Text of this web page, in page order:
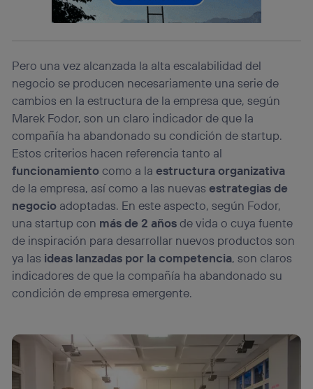
Pero una vez alcanzada la alta escalabilidad del
negocio se producen necesariamente una serie de
cambios en la estructura de la empresa que, según
Marek Fodor, son un claro indicador de que la
compañía ha abandonado su condición de startup.
Estos criterios hacen referencia tanto al
funcionamientocomo a laestructura organizativa
de la empresa, así como a las nuevasestrategias de
negocio adoptadas. En este aspecto, según Fodor,
una startup con más de 2 añosde vida o cuya fuente
de inspiración para desarrollar nuevos productos son
ya las ideas lanzadas por la competencia, son claros
indicadores de que la compañía ha abandonado su
condición de empresa emergente.
Si utilizas una
conexión de banda ancha(p. ej., Wi-Fi),
que hayan dado su consentimiento.
Si utilizasdatos móviles, el marketing será más
personalizado, ya que se basará únicamente en la
navegación del usuario del móvil.
Puedes gestionar los consentimientos Utiq seleccionando
“Administrar Utiq” en la parte inferior de esta página web o
visitando el portal de privacidad de Utiq
(“consenthub”)
. Para más información, consulta
la política de privacidad de Utiq.